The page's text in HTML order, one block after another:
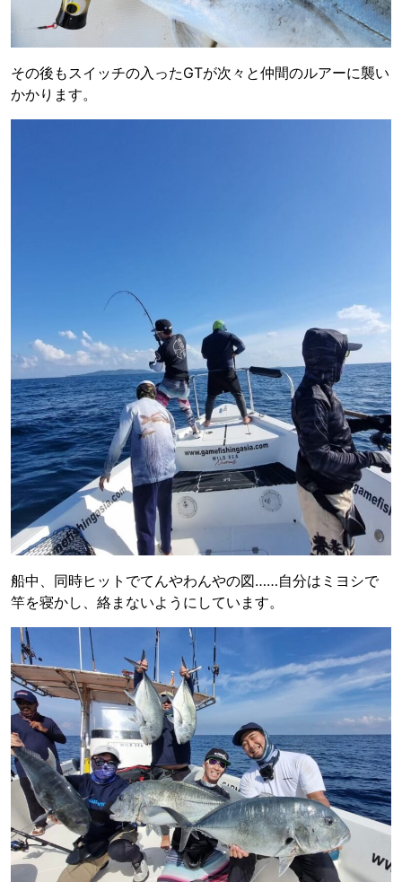
その後もスイッチの入ったGTが次々と仲間のルアーに襲い
かかります。
船中、同時ヒットでてんやわんやの図……自分はミヨシで
竿を寝かし、絡まないようにしています。